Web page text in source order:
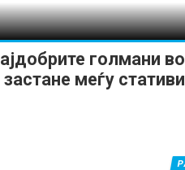
голмани во
меѓу
распространување,